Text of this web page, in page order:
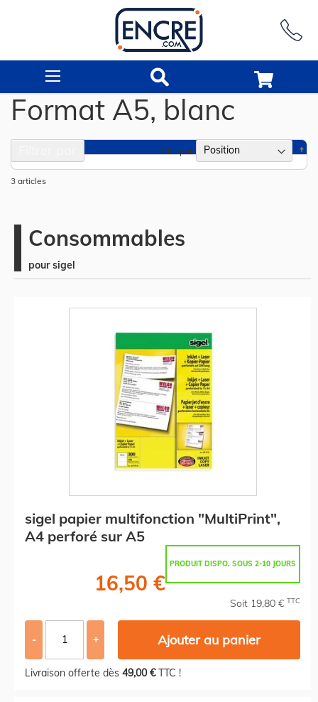
Format A5, blanc
3 articles
Trier par
Consommables
pour sigel
sigel papier multifonction "MultiPrint",
A4 perforé sur A5
PRODUIT DISPO. SOUS 2-10 JOURS
16,50 €
Soit 19,80 € TTC
- + Ajouter au panier
Livraison offerte dès 49,00 €TTC !